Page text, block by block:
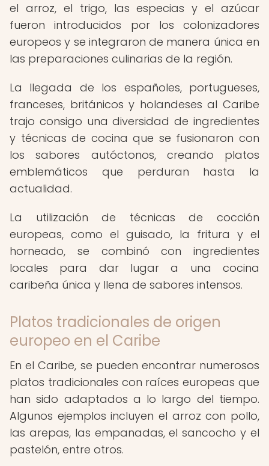
el arroz, el trigo, las especias y el azúcar
fueron introducidos por los colonizadores
europeos y se integraron de manera única en
las preparaciones culinarias de la región.
La llegada de los españoles, portugueses,
franceses, británicos y holandeses al Caribe
trajo consigo una diversidad de ingredientes
y técnicas de cocina que se fusionaron con
los sabores autóctonos, creando platos
emblemáticos que perduran hasta la
actualidad.
La utilización de técnicas de cocción
europeas, como el guisado, la fritura y el
horneado, se combinó con ingredientes
locales para dar lugar a una cocina
caribeña única y llena de sabores intensos.
Platos tradicionales de origen
europeo en el Caribe
En el Caribe, se pueden encontrar numerosos
platos tradicionales con raíces europeas que
han sido adaptados a lo largo del tiempo.
Algunos ejemplos incluyen el arroz con pollo,
las arepas, las empanadas, el sancocho y el
pastelón, entre otros.